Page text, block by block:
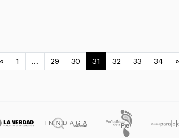
Navegación de entradas
« 1 … 29 30 31 32 33 34 »